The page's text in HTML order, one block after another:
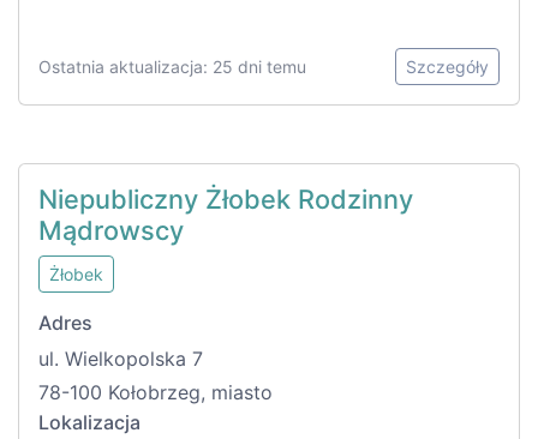
Ostatnia aktualizacja: 25 dni temu Szczegóły
Niepubliczny Żłobek Rodzinny
Mądrowscy
Żłobek
Adres
ul. Wielkopolska 7
78-100 Kołobrzeg, miasto
Lokalizacja